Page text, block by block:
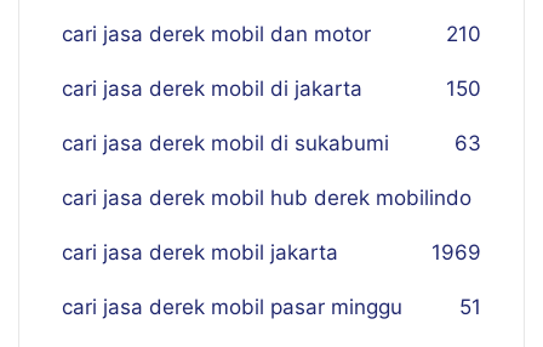
cari jasa derek mobil dan motor 210
cari jasa derek mobil di jakarta 150
cari jasa derek mobil di sukabumi 63
cari jasa derek mobil hub derek mobilindo
69
cari jasa derek mobil jakarta 19
cari jasa derek mobil pasar minggu 51